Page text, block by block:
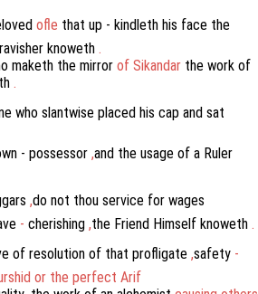
ofle that up - kindleth his face the
ravisher knoweth .
maketh the mirror of Sikandar the work of
.
who slantwise placed his cap and sat
- possessor ,and the usage of a Ruler
,do not thou service for wages
- cherishing ,the Friend Himself knoweth .
of resolution of that profligate ,safety -
or the perfect Arif